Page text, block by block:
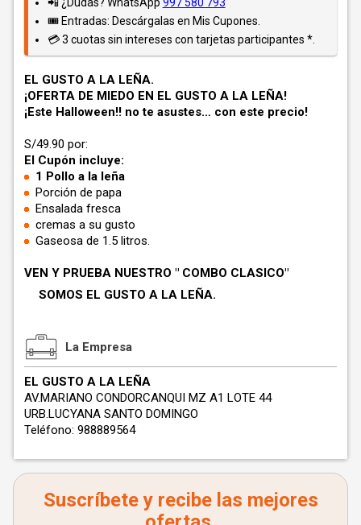
🎟️ Entradas: Descárgalas en Mis Cupones.
💳 3 cuotas sin intereses con tarjetas participantes *.
EL GUSTO A LA LEÑA.
¡OFERTA DE MIEDO EN EL GUSTO A LA LEÑA!
¡Este Halloween!! no te asustes… con este precio!
S/49.90 por:
El Cupón incluye:
1 Pollo a la leña
Porción de papa
Ensalada fresca
cremas a su gusto
Gaseosa de 1.5 litros.
VEN Y PRUEBA NUESTRO " COMBO CLASICO"
SOMOS EL GUSTO A LA LEÑA.
La Empresa
EL GUSTO A LA LEÑA
AV.MARIANO CONDORCANQUI MZ A1 LOTE 44
URB.LUCYANA SANTO DOMINGO
Teléfono: 988889564
Suscríbete y recibe las mejores